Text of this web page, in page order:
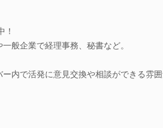
！
般企業で経理事務、秘書など。
内で活発に意見交換や相談ができる雰